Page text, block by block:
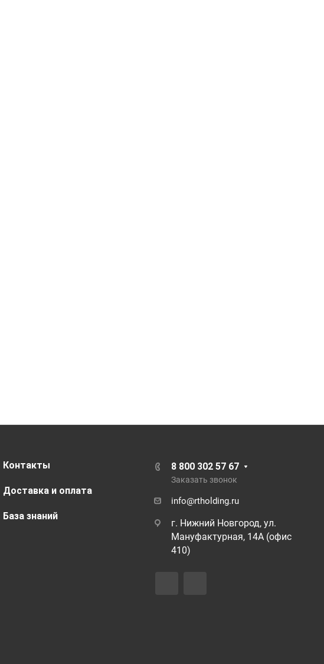
Контакты
Доставка и оплата
База знаний
8 800 302 57 67
Заказать звонок
info@rtholding.ru
г. Нижний Новгород, ул.
Мануфактурная, 14А (офис
410)